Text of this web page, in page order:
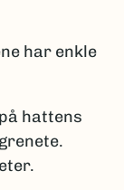
har enkle
hattens